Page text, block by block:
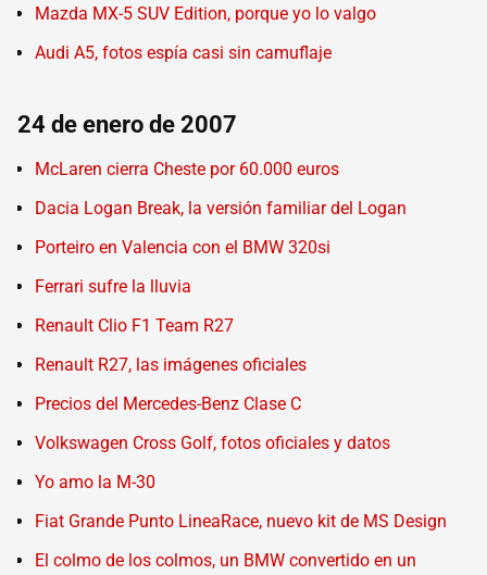
Mazda MX-5 SUV Edition, porque yo lo valgo
Audi A5, fotos espía casi sin camuflaje
24 de enero de 2007
McLaren cierra Cheste por 60.000 euros
Dacia Logan Break, la versión familiar del Logan
Porteiro en Valencia con el BMW 320si
Ferrari sufre la lluvia
Renault Clio F1 Team R27
Renault R27, las imágenes oficiales
Precios del Mercedes-Benz Clase C
Volkswagen Cross Golf, fotos oficiales y datos
Yo amo la M-30
Fiat Grande Punto LineaRace, nuevo kit de MS Design
El colmo de los colmos, un BMW convertido en un